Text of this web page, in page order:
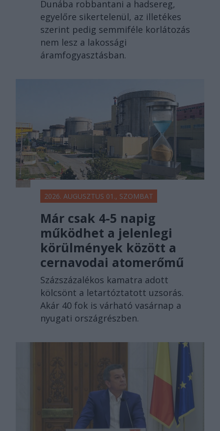
Dunába robbantani a hadsereg,
egyelőre sikertelenül, az illetékes
szerint pedig semmiféle korlátozás
nem lesz a lakossági
áramfogyasztásban.
2026. AUGUSZTUS 01., SZOMBAT
Már csak 4-5 napig
működhet a jelenlegi
körülmények között a
cernavodai atomerőmű
Százszázalékos kamatra adott
kölcsönt a letartóztatott uzsorás.
Akár 40 fok is várható vasárnap a
nyugati országrészben.